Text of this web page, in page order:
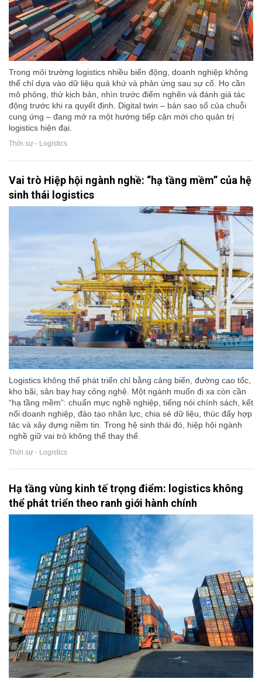
Trong môi trường logistics nhiều biến động, doanh nghiệp không
thể chỉ dựa vào dữ liệu quá khứ và phản ứng sau sự cố. Họ cần
mô phỏng, thử kịch bản, nhìn trước điểm nghẽn và đánh giá tác
động trước khi ra quyết định. Digital twin – bản sao số của chuỗi
cung ứng – đang mở ra một hướng tiếp cận mới cho quản trị
logistics hiện đại.
Thời sự - Logistics
Vai trò Hiệp hội ngành nghề: “hạ tầng mềm” của hệ
sinh thái logistics
Logistics không thể phát triển chỉ bằng cảng biển, đường cao tốc,
kho bãi, sân bay hay công nghệ. Một ngành muốn đi xa còn cần
“hạ tầng mềm”: chuẩn mực nghề nghiệp, tiếng nói chính sách, kết
nối doanh nghiệp, đào tạo nhân lực, chia sẻ dữ liệu, thúc đẩy hợp
tác và xây dựng niềm tin. Trong hệ sinh thái đó, hiệp hội ngành
nghề giữ vai trò không thể thay thế.
Thời sự - Logistics
Hạ tầng vùng kinh tế trọng điểm: logistics không
thể phát triển theo ranh giới hành chính